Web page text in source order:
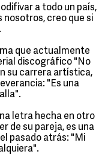
a todo un país,
nosotros, creo que si
que actualmente
discográfico "No
su carrera artística,
"Es una
letra hecha en otro
de su pareja, es una
pasado atrás: "Mi